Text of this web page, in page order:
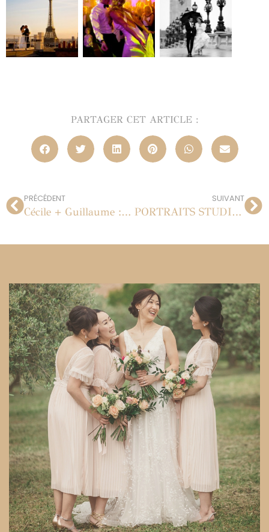
PARTAGER CET ARTICLE :
PRÉCÉDENT
Cécile + Guillaume : mariage au Château de Nandy le 20 août 2011
SUIVANT
PORTRAITS STUDIO EN PROVENCE